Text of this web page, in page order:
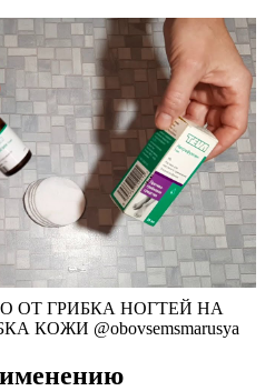
ОТ ГРИБКА НОГТЕЙ НА
КОЖИ @obovsemsmarusya